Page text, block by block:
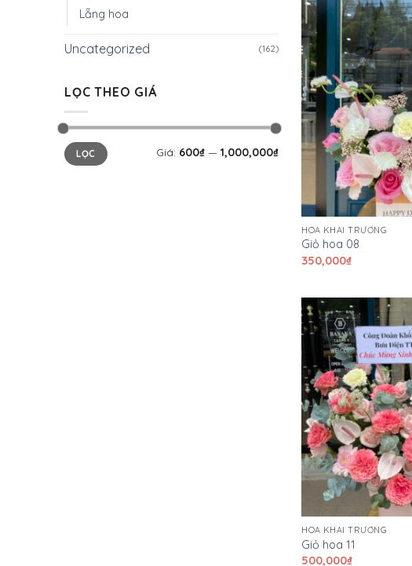
Lẵng hoa
Uncategorized (162)
LỌC THEO GIÁ
Giá
tối
thiểu
Giá
tối
đa
LỌC Giá: 600₫— 1,000,000₫
HOA KHAI TRƯƠNG
Giỏ hoa 08
350,000₫
HOA KHAI TRƯƠNG
Giỏ hoa 11
500,000₫